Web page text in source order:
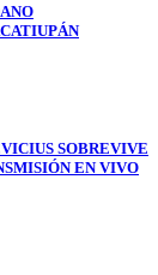
SOBREVIVE
EN VIVO